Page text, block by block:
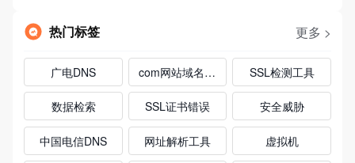
热门标签 更多 >
广电DNS com网站域名注册 SSL检测工具
数据检索 SSL证书错误 安全威胁
中国电信DNS 网址解析工具 虚拟机